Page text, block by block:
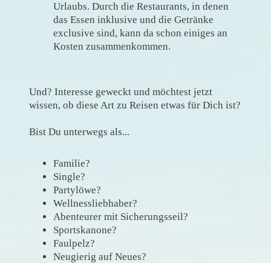
Urlaubs. Durch die Restaurants, in denen
das Essen inklusive und die Getränke
exclusive sind, kann da schon einiges an
Kosten zusammenkommen.
Und? Interesse geweckt und möchtest jetzt
wissen, ob diese Art zu Reisen etwas für Dich ist?
Bist Du unterwegs als...
Familie?
Single?
Partylöwe?
Wellnessliebhaber?
Abenteurer mit Sicherungsseil?
Sportskanone?
Faulpelz?
Neugierig auf Neues?